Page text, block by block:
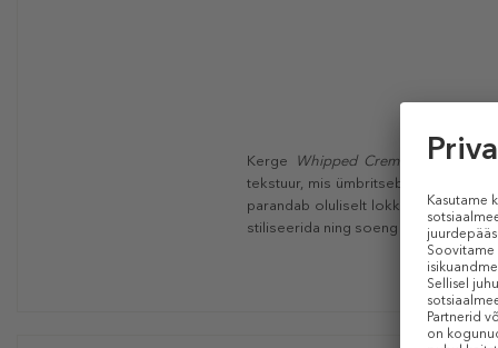
Kerge Whipped Creme
hooldav
tekstuur, mis ümbritseb täiuslikult
parandab oluliselt lokkide seisundit,
stiliseerida ning soeng püsib kogu